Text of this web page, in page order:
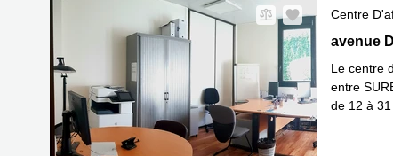
Centre
avenue
avenue
Le centre
entre
de 12 à